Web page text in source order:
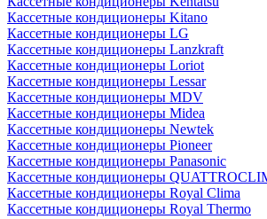
Кассетные кондиционеры Kitano
Кассетные кондиционеры LG
Кассетные кондиционеры Lanzkraft
Кассетные кондиционеры Loriot
Кассетные кондиционеры Lessar
Кассетные кондиционеры MDV
Кассетные кондиционеры Midea
Кассетные кондиционеры Newtek
Кассетные кондиционеры Pioneer
Кассетные кондиционеры Panasonic
Кассетные кондиционеры
Кассетные кондиционеры Royal Clima
Кассетные кондиционеры Royal Thermo